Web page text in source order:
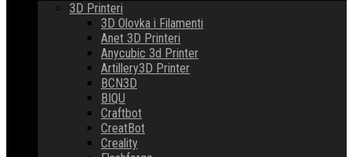
3D Printeri
3D Olovka i Filamenti
Anet 3D Printeri
Anycubic 3d Printer
Artillery3D Printer
BCN3D
BIQU
Craftbot
CreatBot
Creality